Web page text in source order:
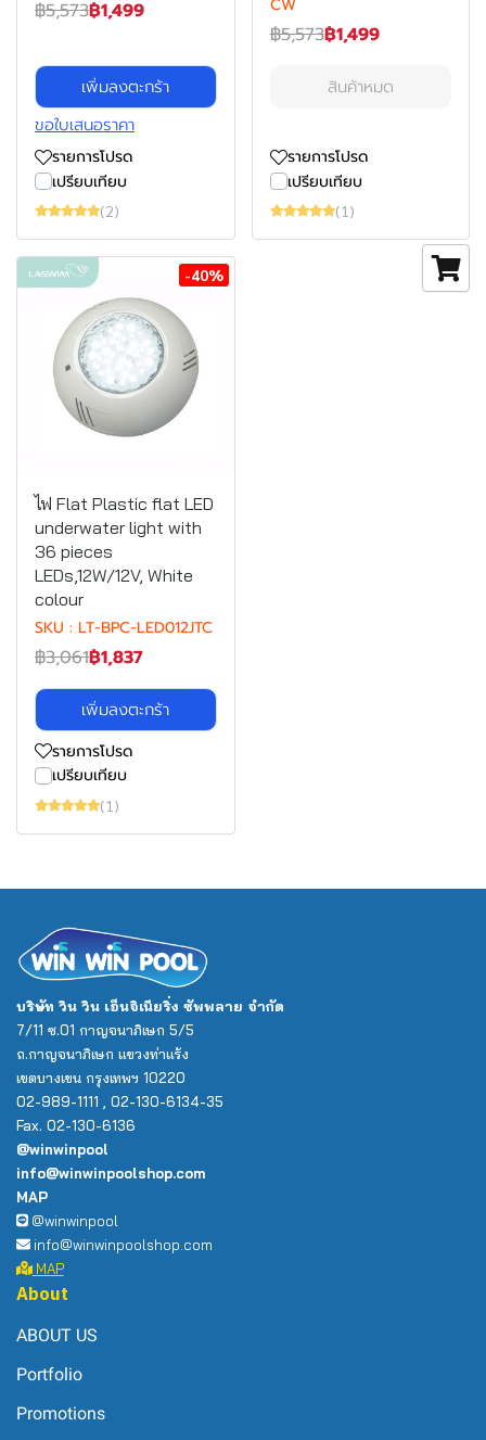
฿5,573฿1,499
เพิ่มลงตะกร้า
ขอใบเสนอราคา
รายการโปรด
เปรียบเทียบ
(2)
CW
฿5,573฿1,499
สินค้าหมด
รายการโปรด
เปรียบเทียบ
(1)
-40%
ไฟ Flat Plastic flat LED
underwater light with
36 pieces
LEDs,12W/12V, White
colour
SKU : LT-BPC-LED012JTC
฿3,061฿1,837
เพิ่มลงตะกร้า
รายการโปรด
เปรียบเทียบ
(1)
บริษัท วิน วิน เอ็นจิเนียริ่ง ซัพพลาย จำกัด
7/11 ซ.01 กาญจนาภิเษก 5/5
ถ.กาญจนาภิเษก แขวงท่าแร้ง
เขตบางเขน กรุงเทพฯ 10220
02-989-1111 , 02-130-6134-35
Fax. 02-130-6136
@winwinpool
info@winwinpoolshop.com
MAP
@winwinpool
info@winwinpoolshop.com
MAP
About
ABOUT US
Portfolio
Promotions